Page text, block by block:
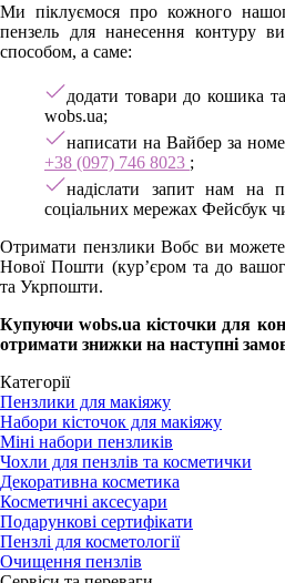
Ми піклуємося про кожного
пензель для нанесення контуру
способом, а саме:
додати товари до кошика
wobs.ua;
написати на Вайбер за
+38 (097) 746 8023 ;
надіслати запит нам на
соціальних мережах Фейсбук
Отримати пензлики Вобс ви
Нової Пошти (кур’єром та до
та Укрпошти.
Купуючи wobs.ua кісточки для
отримати знижки на наступні
Категорії
Пензлики для макіяжу
Набори кісточок для макіяжу
Міні набори пензликів
Чохли для пензлів та косметички
Декоративна косметика
Косметичні аксесуари
Подарункові сертифікати
Пензлі для косметології
Очищення пензлів